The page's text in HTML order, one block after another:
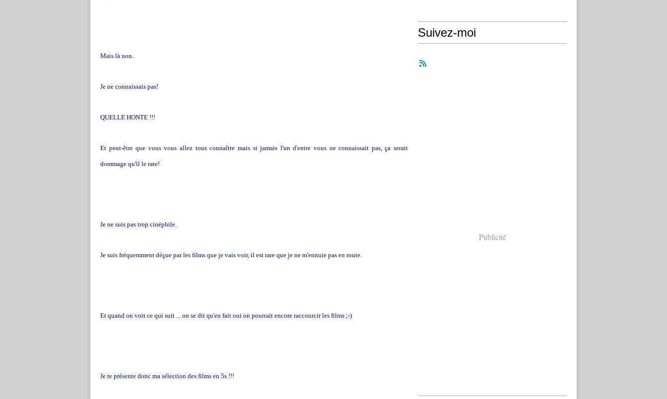
Mais là non.
Je ne connaissais pas!
QUELLE HONTE !!!
Et peut-être que vous vous allez tous connaître mais si jamais l'un d'entre vous ne connaissait pas, ça serait
dommage qu'il le rate!
Je ne suis pas trop cinéphile.
Je suis fréquemment déçue par les films que je vais voir, il est rare que je ne m'ennuie pas en route.
Et quand on voit ce qui suit ... on se dit qu'en fait oui on pourrait encore raccourcir les films ;-)
Je te présente donc ma sélection des films en 5s !!!
Suivez-moi
Publicité